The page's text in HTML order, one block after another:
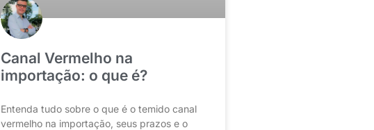
Canal Vermelho na
importação: o que é?
Entenda tudo sobre o que é o temido canal
vermelho na importação, seus prazos e o